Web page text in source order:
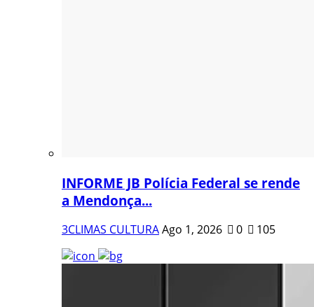
INFORME JB Polícia Federal se rende
a Mendonça...
3CLIMAS CULTURAAgo 1, 2026 0 105